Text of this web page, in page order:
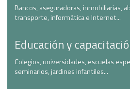
Bancos, aseguradoras, inmobiliarias,
transporte, informática e Internet...
Educación y
Colegios, universidades, escuelas
seminarios, jardines infantiles...